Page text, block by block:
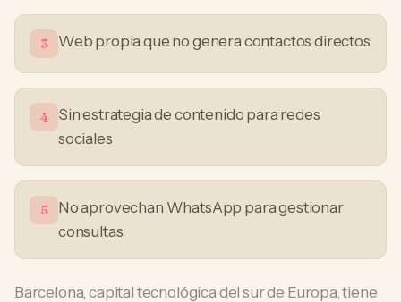
3 Web propia que no genera contactos directos
4
Sin estrategia de contenido para redes
sociales
5
No aprovechan WhatsApp para gestionar
consultas
Barcelona, capital tecnológica del sur de Europa, tiene